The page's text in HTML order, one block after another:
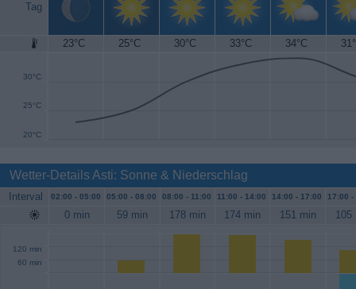
Tag
23°C 25°C 30°C 33°C 34°C
20°C
25°C
30°C
35°C
Wetter-Details Asti: Sonne & Niederschlag
Interval 02:00 - 05:00 05:00 - 08:00 08:00 - 11:00 11:00 - 14:00 14:00 - 17:00 17:00 -
0 min 59 min 178 min 174 min 151 min 105
60 min
120 min